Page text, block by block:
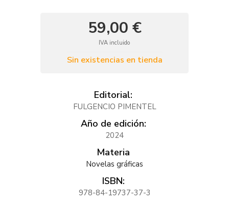
59,00 €
IVA incluido
Sin existencias en tienda
Editorial:
FULGENCIO PIMENTEL
Año de edición:
2024
Materia
Novelas gráficas
ISBN:
978-84-19737-37-3